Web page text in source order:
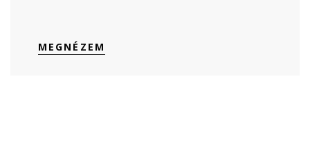
MEGNÉZEM